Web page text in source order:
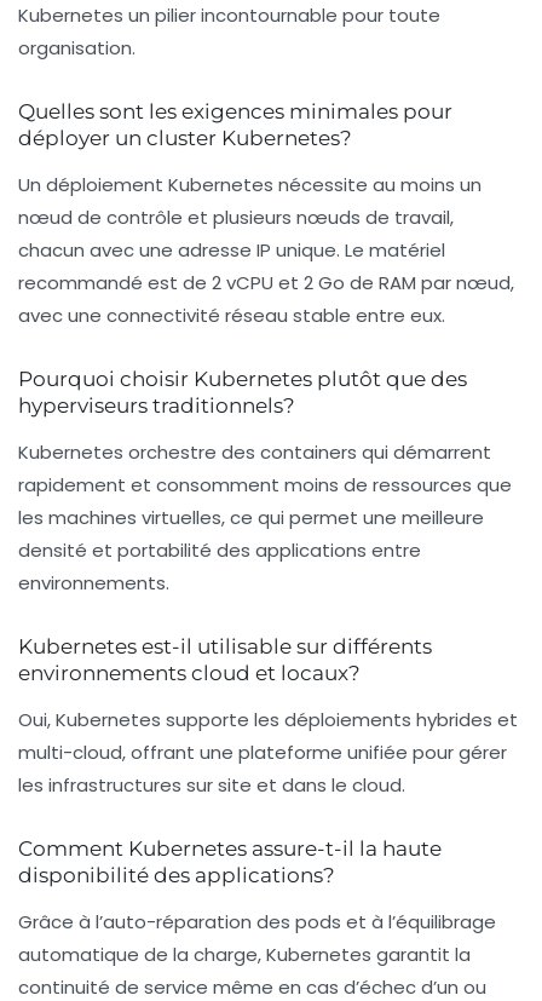
Kubernetes un pilier incontournable pour toute
organisation.
Quelles sont les exigences minimales pour
déployer un cluster Kubernetes?
Un déploiement Kubernetes nécessite au moins un
nœud de contrôle et plusieurs nœuds de travail,
chacun avec une adresse IP unique. Le matériel
recommandé est de 2 vCPU et 2 Go de RAM par nœud,
avec une connectivité réseau stable entre eux.
Pourquoi choisir Kubernetes plutôt que des
hyperviseurs traditionnels?
Kubernetes orchestre des containers qui démarrent
rapidement et consomment moins de ressources que
les machines virtuelles, ce qui permet une meilleure
densité et portabilité des applications entre
environnements.
Kubernetes est-il utilisable sur différents
environnements cloud et locaux?
Oui, Kubernetes supporte les déploiements hybrides et
multi-cloud, offrant une plateforme unifiée pour gérer
les infrastructures sur site et dans le cloud.
Comment Kubernetes assure-t-il la haute
disponibilité des applications?
Grâce à l’auto-réparation des pods et à l’équilibrage
automatique de la charge, Kubernetes garantit la
continuité de service même en cas d’échec d’un ou